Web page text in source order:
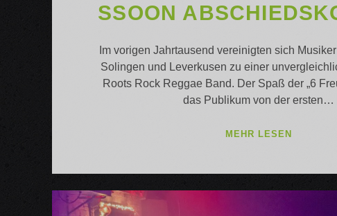
SSOON
Im vorigen Jahrtausend vereinigten sich
Solingen und Leverkusen zu einer
Roots Rock Reggae Band. Der Spaß der „6
das Publikum von der ersten…
MEHR LESEN